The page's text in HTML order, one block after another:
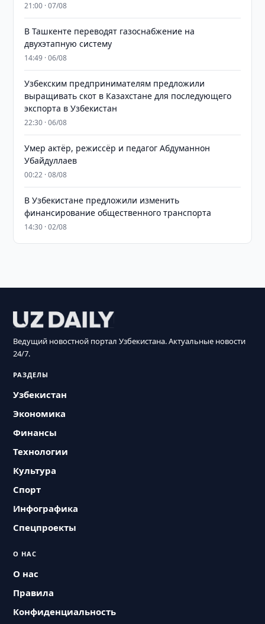
21:00 · 07/08
В Ташкенте переводят газоснабжение на
двухэтапную систему
14:49 · 06/08
Узбекским предпринимателям предложили
выращивать скот в Казахстане для последующего
экспорта в Узбекистан
22:30 · 06/08
Умер актёр, режиссёр и педагог Абдуманнон
Убайдуллаев
00:22 · 08/08
В Узбекистане предложили изменить
финансирование общественного транспорта
14:30 · 02/08
Ведущий новостной портал Узбекистана. Актуальные новости
24/7.
РАЗДЕЛЫ
Узбекистан
Экономика
Финансы
Технологии
Культура
Спорт
Инфографика
Спецпроекты
О НАС
О нас
Правила
Конфиденциальность